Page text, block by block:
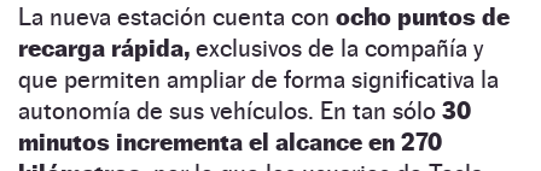
La nueva estación cuenta con ocho puntos de
recarga rápida, exclusivos de la compañía y
que permiten ampliar de forma significativa la
autonomía de sus vehículos. En tan sólo 30
minutos incrementa el alcance en 270